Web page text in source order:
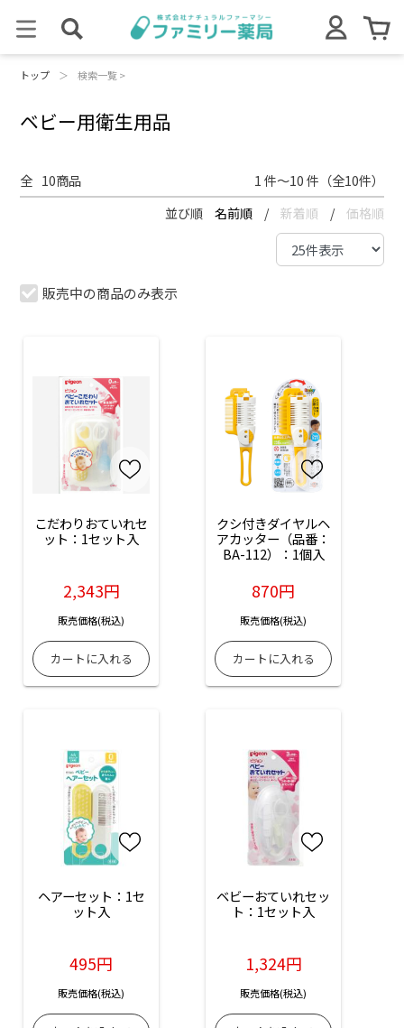
トップ ＞ 検索一覧 >
ベビー用衛生用品
全 10商品 1 件～10 件（全10件）
並び順 名前順 / 新着順 / 価格順
販売中の商品のみ表示
こだわりおていれセ
ット：1セット入
2,343円
販売価格(税込)
クシ付きダイヤルヘ
アカッター（品番：
BA-112）：1個入
870円
販売価格(税込)
ヘアーセット：1セ
ット入
495円
販売価格(税込)
ベビーおていれセッ
ト：1セット入
1,324円
販売価格(税込)